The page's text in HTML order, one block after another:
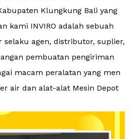
Klungkung Bali yang
kami INVIRO adalah sebuah
selaku agen, distributor, suplier,
pembuatan pengiriman
macam peralatan yang men
air dan alat-alat Mesin Depot